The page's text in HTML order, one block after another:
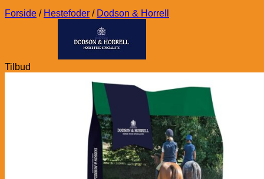
Forside / Hestefoder / Dodson & Horrell
Tilbud